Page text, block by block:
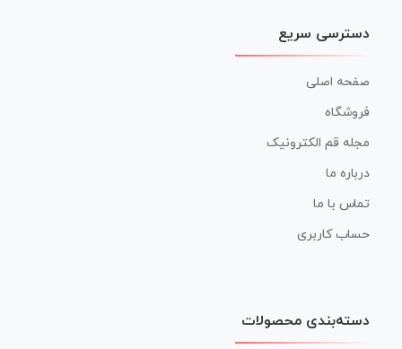
دسترسی سریع
صفحه اصلی
فروشگاه
مجله قم الکترونیک
درباره ما
تماس با ما
حساب کاربری
دسته‌بندی محصولات